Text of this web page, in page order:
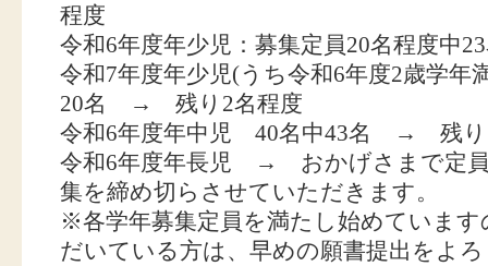
程度
令和6年度年少児：募集定員20名程度
令和7年度年少児(うち令和6年度2歳学年
20名 → 残り2名程度
令和6年度年中児 40名中43名 → 残り
令和6年度年長児 → おかげさまで定員
集を締め切らさせていただきます。
※各学年募集定員を満たし始めていま
だいている方は、早めの願書提出をよ